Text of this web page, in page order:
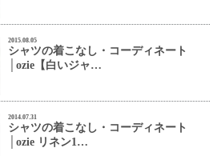
2015.08.05
シャツの着こなし・コーディネート
│ozie【白いジャ…
2014.07.31
シャツの着こなし・コーディネート
│ozie リネン1…